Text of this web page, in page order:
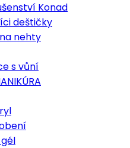
Konad
deštičky
nehty
s vůní